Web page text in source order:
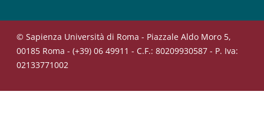
© Sapienza Università di Roma - Piazzale Aldo Moro 5,
00185 Roma - (+39) 06 49911 - C.F.: 80209930587 - P. Iva:
02133771002